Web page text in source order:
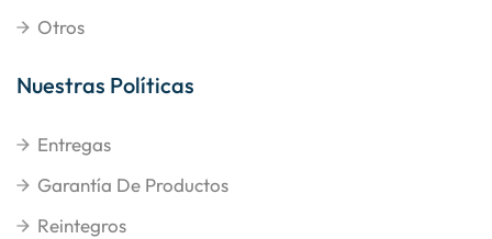
Otros
Nuestras Políticas
Entregas
Garantía De Productos
Reintegros